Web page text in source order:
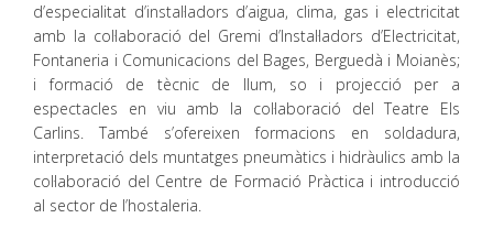
d’especialitat d’instal·ladors d’aigua, clima, gas i electricitat
amb la col·laboració del Gremi d’Instal·ladors d’Electricitat,
Fontaneria i Comunicacions del Bages, Berguedà i Moianès;
i formació de tècnic de llum, so i projecció per a
espectacles en viu amb la col·laboració del Teatre Els
Carlins. També s’ofereixen formacions en soldadura,
interpretació dels muntatges pneumàtics i hidràulics amb la
col·laboració del Centre de Formació Pràctica i introducció
al sector de l’hostaleria.